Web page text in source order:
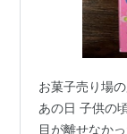
お菓子売り場
あの日 子供の
目が離せなか